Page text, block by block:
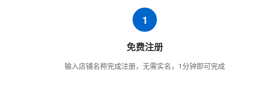
1
免费注册
输入店铺名称完成注册，无需实名，1分钟即可完成